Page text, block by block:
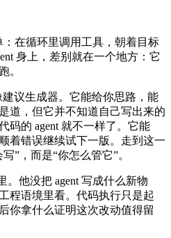
：在循环里调用工具，朝着目标
身上，差别就在一个地方：它
。
议生成器。它能给你思路，能
道，但它并不知道自己写出来的
码的 agent 就不一样了。它能
着错误继续试下一版。走到这一
”，而是“你怎么管它”。
。他没把 agent 写成什么新物
程语境里看。代码执行只是起
你拿什么证明这次改动值得留